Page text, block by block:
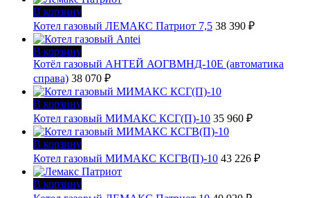
В корзину
Котел газовый ЛЕМАКС Патриот 7,5 38 390 ₽
В корзину
Котёл газовый АНТЕЙ АОГВМНД-10Е (автоматика
справа) 38 070 ₽
В корзину
Котел газовый МИМАКС КСГ(П)-10 35 960 ₽
В корзину
Котел газовый МИМАКС КСГВ(П)-10 43 226 ₽
В корзину